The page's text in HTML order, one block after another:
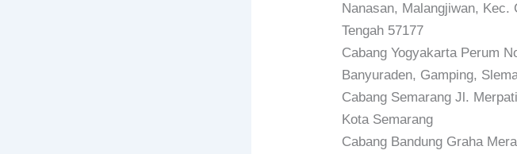
Nanasan, Malangjiwan, Kec.
Tengah 57177
Cabang Yogyakarta Perum
Banyuraden, Gamping,
Cabang Semarang Jl.
Kota Semarang
Cabang Bandung Graha